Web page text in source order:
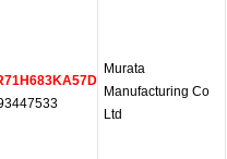
Murata
Manufacturing Co
Ltd